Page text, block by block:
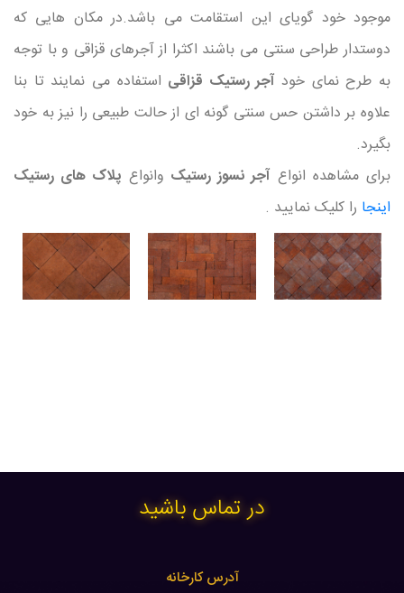
موجود خود گویای این استقامت می باشد.در مکان هایی که
دوستدار طراحی سنتی می باشند اکثرا از آجرهای قزاقی و با توجه
به طرح نمای خود آجر رستیک قزاقی استفاده می نمایند تا بنا
علاوه بر داشتن حس سنتی گونه ای از حالت طبیعی را نیز به خود
بگیرد.
برای مشاهده انواع آجر نسوز رستیک وانواع پلاک های رستیک
اینجا را کلیک نمایید .
در تماس باشید
آدرس کارخانه